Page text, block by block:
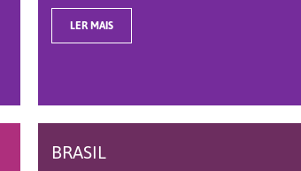
LER MAIS
BRASIL